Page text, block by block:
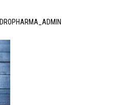
DROPHARMA_ADMIN